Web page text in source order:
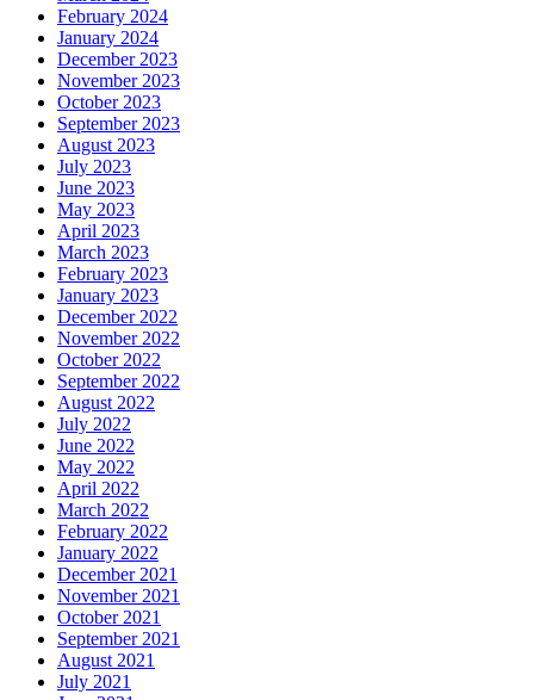
February 2024
January 2024
December 2023
November 2023
October 2023
September 2023
August 2023
July 2023
June 2023
May 2023
April 2023
March 2023
February 2023
January 2023
December 2022
November 2022
October 2022
September 2022
August 2022
July 2022
June 2022
May 2022
April 2022
March 2022
February 2022
January 2022
December 2021
November 2021
October 2021
September 2021
August 2021
July 2021